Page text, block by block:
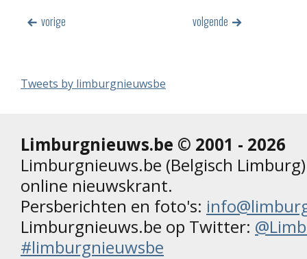
vorige volgende
Tweets by limburgnieuwsbe
Limburgnieuws.be © 2001 - 2026
Limburgnieuws.be (Belgisch
online nieuwskrant.
Persberichten en foto's:
Limburgnieuws.be op Twitter:
#limburgnieuwsbe